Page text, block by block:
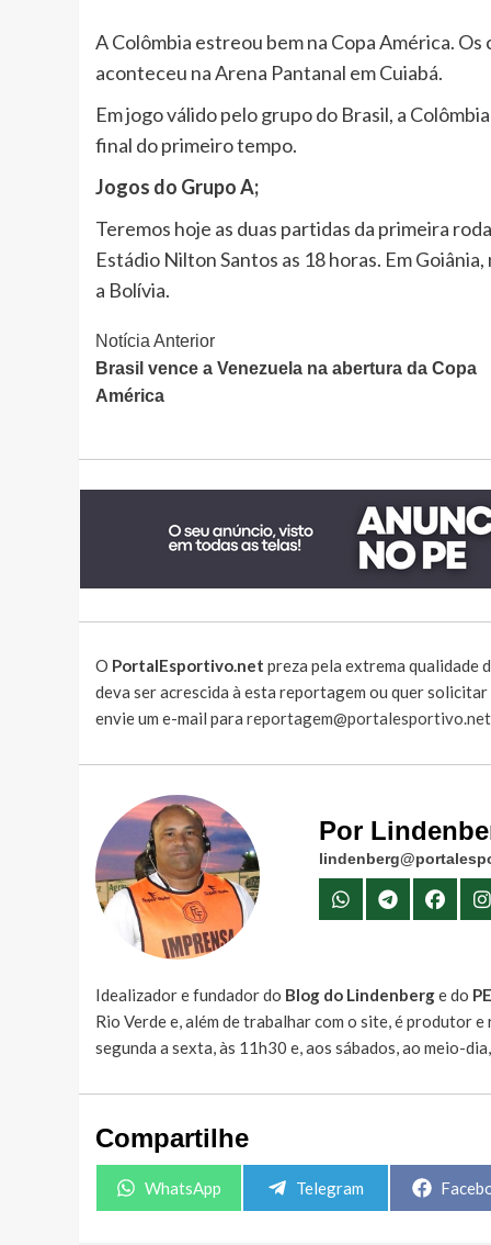
A Colômbia estreou bem na Copa América.
aconteceu na Arena Pantanal em Cuiabá.
Em jogo válido pelo grupo do Brasil, a
final do primeiro tempo.
Jogos do Grupo A;
Teremos hoje as duas partidas da primeira
Estádio Nilton Santos as 18 horas. Em
a Bolívia.
Continue
Lendo
Notícia Anterior
Brasil vence a Venezuela na abertura da Copa
América
O PortalEsportivo.net preza pela extrema qualidade
deva ser acrescida à esta reportagem ou quer
envie um e-mail para reportagem@portalesportivo.net
Por
Idealizador e fundador do Blog do Lindenberge do PE
Rio Verde e, além de trabalhar com o site, é produtor
segunda a sexta, às 11h30 e, aos sábados, ao meio-
Compartilhe
Share
WhatsApp
Share
Telegram
Share